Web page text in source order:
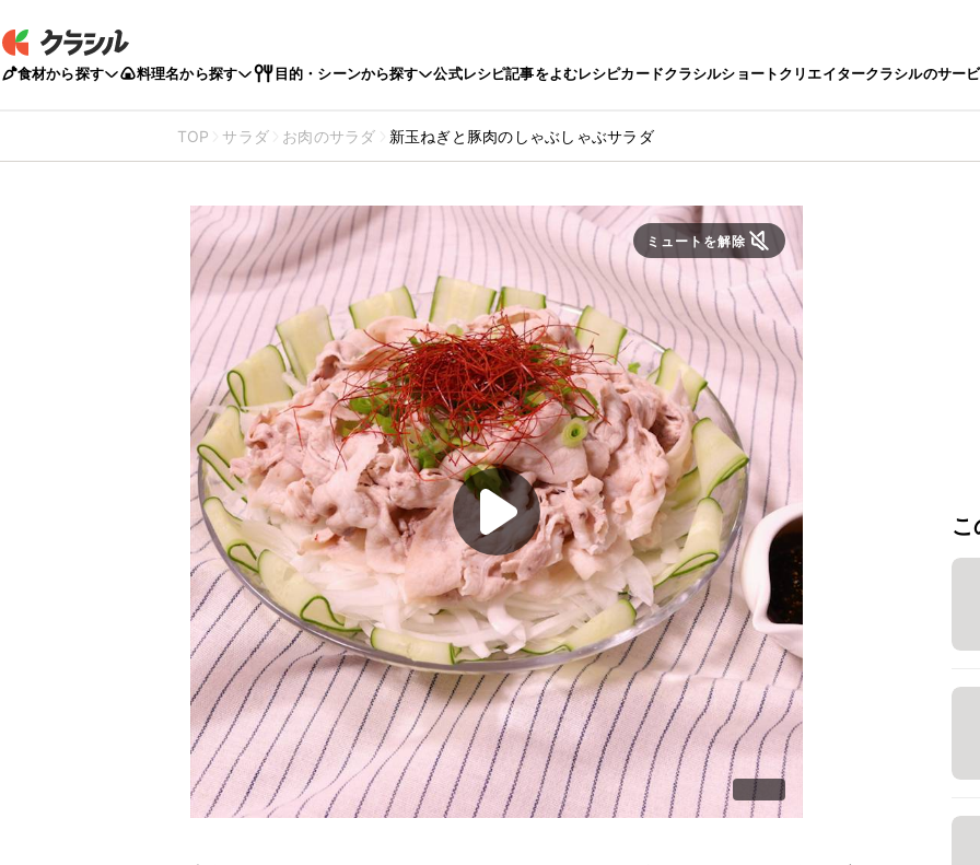
食材から探す 料理名から探す 目的・シーンから探す 公式レシピ記事をよむレシピカードクラシルショートクリエイタークラシルのサー
TOP サラダ お肉のサラダ 新玉ねぎと豚肉のしゃぶしゃぶサラダ
ミュートを解除